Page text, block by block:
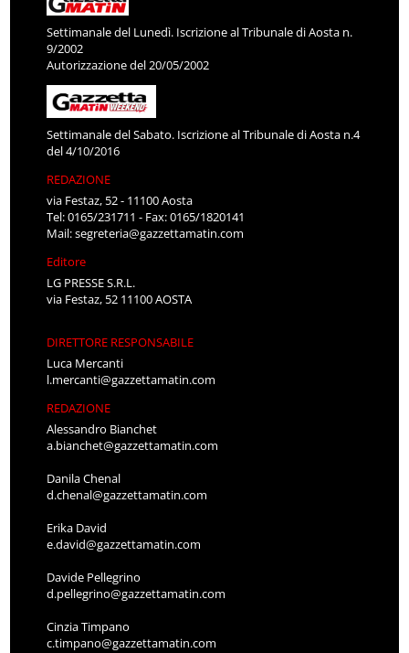
Settimanale del Lunedì. Iscrizione al Tribunale di Aosta n.
9/2002
Autorizzazione del 20/05/2002
Settimanale del Sabato. Iscrizione al Tribunale di Aosta n.4
del 4/10/2016
REDAZIONE
via Festaz, 52 - 11100 Aosta
Tel: 0165/231711 - Fax: 0165/1820141
Mail:segreteria@gazzettamatin.com
Editore
LG PRESSE S.R.L.
via Festaz, 52 11100 AOSTA
DIRETTORE RESPONSABILE
Luca Mercanti
l.mercanti@gazzettamatin.com
REDAZIONE
Alessandro Bianchet
a.bianchet@gazzettamatin.com
Danila Chenal
d.chenal@gazzettamatin.com
Erika David
e.david@gazzettamatin.com
Davide Pellegrino
d.pellegrino@gazzettamatin.com
Cinzia Timpano
c.timpano@gazzettamatin.com